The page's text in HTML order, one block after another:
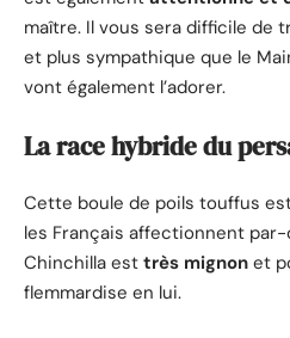
maître. Il vous sera difficile de
et plus sympathique que le
vont également l’adorer.
La race hybride du
Cette boule de poils touffus
les Français affectionnent
Chinchilla est très mignon et
flemmardise en lui.